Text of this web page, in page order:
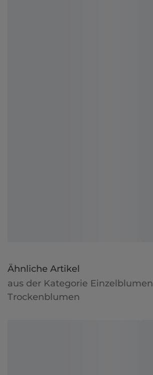
Ähnliche Artikel
aus der Kategorie Einzelblumen
Trockenblumen